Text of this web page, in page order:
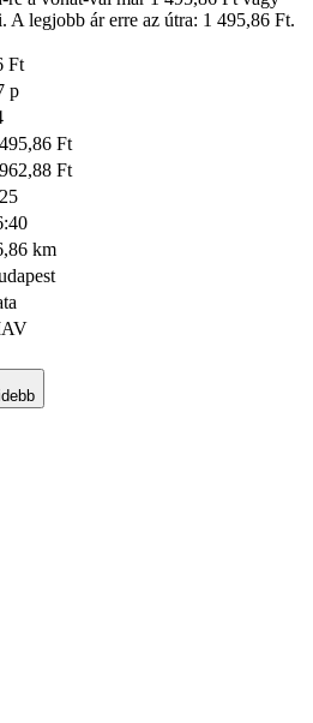
A legjobb ár erre az útra: 1 495,86 Ft.
Ft
p
Ft
Ft
km